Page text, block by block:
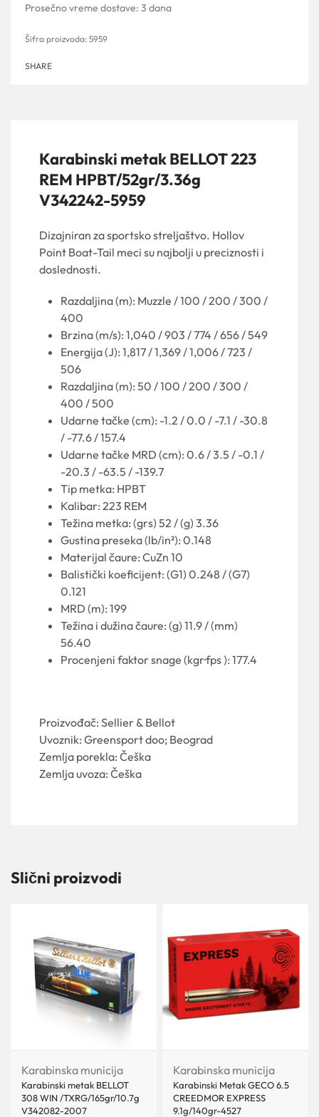
Prosečno vreme dostave: 3 dana
5959
SHARE
Karabinski metak BELLOT 223
REM HPBT/52gr/3.36g
V342242-5959
Dizajniran za sportsko streljaštvo. Hollov
Point Boat-Tail meci su najbolji u preciznosti i
doslednosti.
Razdaljina (m): Muzzle / 100 / 200 / 300 /
400
Brzina (m/s): 1,040 / 903 / 774 / 656 / 549
Energija (J): 1,817 / 1,369 / 1,006 / 723 /
506
Razdaljina (m): 50 / 100 / 200 / 300 /
400 / 500
Udarne tačke (cm): -1.2 / 0.0 / -7.1 / -30.8
/ -77.6 / 157.4
Udarne tačke MRD (cm): 0.6 / 3.5 / -0.1 /
-20.3 / -63.5 / -139.7
Tip metka: HPBT
Kalibar: 223 REM
Težina metka: (grs) 52 / (g) 3.36
Gustina preseka (lb/in²): 0.148
Materijal čaure: CuZn 10
Balistički koeficijent: (G1) 0.248 / (G7)
0.121
MRD (m): 199
Težina i dužina čaure: (g) 11.9 / (mm)
56.40
Procenjeni faktor snage (kgr·fps ): 177.4
Proizvođač: Sellier & Bellot
Uvoznik: Greensport doo; Beograd
Zemlja porekla: Češka
Zemlja uvoza: Češka
Slični proizvodi
Karabinska municija
Karabinski metak BELLOT
308 WIN /TXRG/165gr/10.7g
V342082-2007
Karabinska municija
Karabinski Metak GECO 6.5
CREEDMOR EXPRESS
9.1g/140gr-4527